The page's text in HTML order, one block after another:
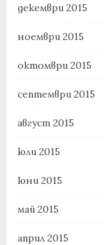
декември 2015
ноември 2015
октомври 2015
септември 2015
август 2015
юли 2015
юни 2015
май 2015
април 2015